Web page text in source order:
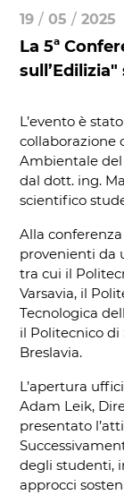
19 / 05 / 2025
La 5ª
L’evento è
collaborazione
Ambientale
dal dott. ing.
scientifico
Alla
provenienti da
tra cui il
Varsavia, il
Tecnologica
il Politecnico di
Breslavia.
L’apertura
Adam Leik,
presentato
degli studenti,
approcci